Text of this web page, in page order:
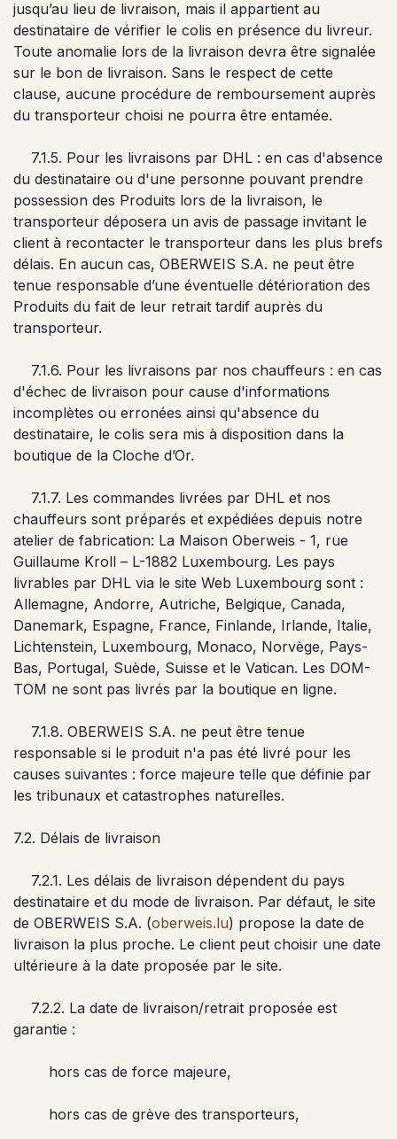
jusqu’au lieu de livraison, mais il appartient au
destinataire de vérifier le colis en présence du livreur.
Toute anomalie lors de la livraison devra être signalée
sur le bon de livraison. Sans le respect de cette
clause, aucune procédure de remboursement auprès
du transporteur choisi ne pourra être entamée.
7.1.5. Pour les livraisons par DHL : en cas d'absence
du destinataire ou d'une personne pouvant prendre
possession des Produits lors de la livraison, le
transporteur déposera un avis de passage invitant le
client à recontacter le transporteur dans les plus brefs
délais. En aucun cas, OBERWEIS S.A. ne peut être
tenue responsable d’une éventuelle détérioration des
Produits du fait de leur retrait tardif auprès du
transporteur.
7.1.6. Pour les livraisons par nos chauffeurs : en cas
d'échec de livraison pour cause d'informations
incomplètes ou erronées ainsi qu'absence du
destinataire, le colis sera mis à disposition dans la
boutique de la Cloche d’Or.
7.1.7. Les commandes livrées par DHL et nos
chauffeurs sont préparés et expédiées depuis notre
atelier de fabrication: La Maison Oberweis - 1, rue
Guillaume Kroll – L-1882 Luxembourg. Les pays
livrables par DHL via le site Web Luxembourg sont :
Allemagne, Andorre, Autriche, Belgique, Canada,
Danemark, Espagne, France, Finlande, Irlande, Italie,
Lichtenstein, Luxembourg, Monaco, Norvège, Pays-
Bas, Portugal, Suède, Suisse et le Vatican. Les DOM-
TOM ne sont pas livrés par la boutique en ligne.
7.1.8. OBERWEIS S.A. ne peut être tenue
responsable si le produit n'a pas été livré pour les
causes suivantes : force majeure telle que définie par
les tribunaux et catastrophes naturelles.
7.2. Délais de livraison
7.2.1. Les délais de livraison dépendent du pays
destinataire et du mode de livraison. Par défaut, le site
de OBERWEIS S.A. (oberweis.lu) propose la date de
livraison la plus proche. Le client peut choisir une date
ultérieure à la date proposée par le site.
7.2.2. La date de livraison/retrait proposée est
garantie :
hors cas de force majeure,
hors cas de grève des transporteurs,